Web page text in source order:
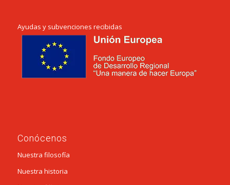
Ayudas y subvenciones recibidas
Conócenos
Nuestra filosofía
Nuestra historia